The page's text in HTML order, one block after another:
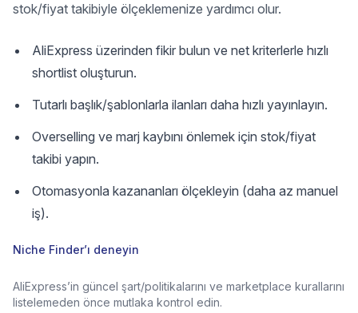
stok/fiyat takibiyle ölçeklemenize yardımcı olur.
AliExpress üzerinden fikir bulun ve net kriterlerle hızlı
shortlist oluşturun.
Tutarlı başlık/şablonlarla ilanları daha hızlı yayınlayın.
Overselling ve marj kaybını önlemek için stok/fiyat
takibi yapın.
Otomasyonla kazananları ölçekleyin (daha az manuel
iş).
Niche Finder’ı deneyin
AliExpress’in güncel şart/politikalarını ve marketplace kurallarını
listelemeden önce mutlaka kontrol edin.